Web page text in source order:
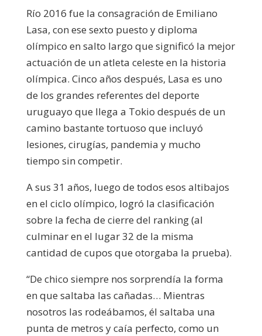
Río 2016 fue la consagración de Emiliano
Lasa, con ese sexto puesto y diploma
olímpico en salto largo que significó la mejor
actuación de un atleta celeste en la historia
olímpica. Cinco años después, Lasa es uno
de los grandes referentes del deporte
uruguayo que llega a Tokio después de un
camino bastante tortuoso que incluyó
lesiones, cirugías, pandemia y mucho
tiempo sin competir.
A sus 31 años, luego de todos esos altibajos
en el ciclo olímpico, logró la clasificación
sobre la fecha de cierre del ranking (al
culminar en el lugar 32 de la misma
cantidad de cupos que otorgaba la prueba).
“De chico siempre nos sorprendía la forma
en que saltaba las cañadas… Mientras
nosotros las rodeábamos, él saltaba una
punta de metros y caía perfecto, como un